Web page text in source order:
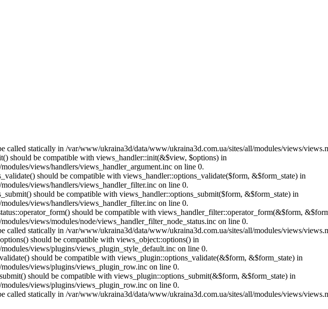
called statically in /var/www/ukraina3d/data/www/ukraina3d.com.ua/sites/all/modules/views/
should be compatible with views_handler::init(&$view, $options) in
views/handlers/views_handler_argument.inc on line 0.
should be compatible with views_handler::options_validate($form, &$form_state) in
views/handlers/views_handler_filter.inc on line 0.
should be compatible with views_handler::options_submit($form, &$form_state) in
views/handlers/views_handler_filter.inc on line 0.
should be compatible with views_handler_filter::operator_form(&$form,
views/modules/node/views_handler_filter_node_status.inc on line 0.
called statically in /var/www/ukraina3d/data/www/ukraina3d.com.ua/sites/all/modules/views/
should be compatible with views_object::options() in
views/plugins/views_plugin_style_default.inc on line 0.
should be compatible with views_plugin::options_validate(&$form, &$form_state) in
views/plugins/views_plugin_row.inc on line 0.
should be compatible with views_plugin::options_submit(&$form, &$form_state) in
views/plugins/views_plugin_row.inc on line 0.
called statically in /var/www/ukraina3d/data/www/ukraina3d.com.ua/sites/all/modules/views/